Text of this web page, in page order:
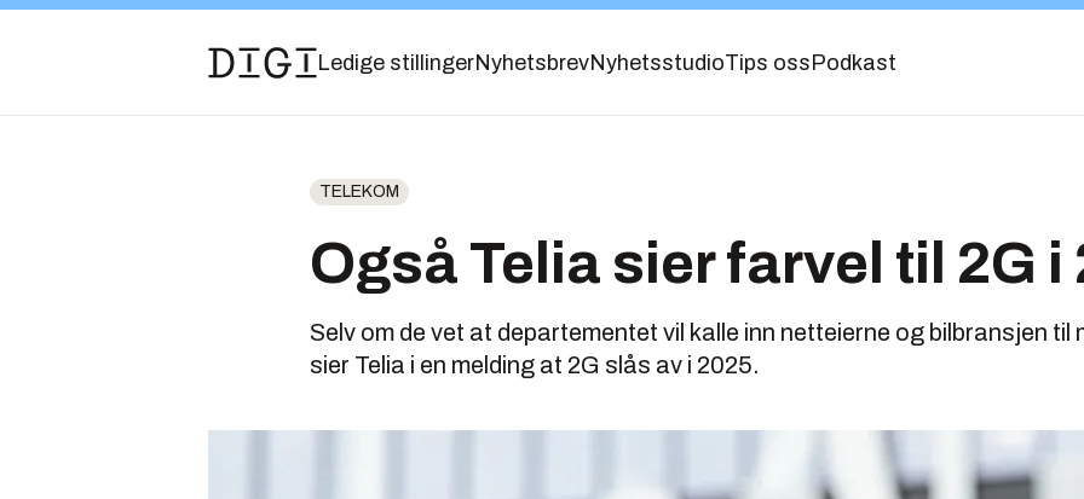
Ledige stillingerNyhetsbrevNyhetsstudioTips oss Podkast
TELEKOM
Også Telia sier farvel til 2G i
Selv om de vet at departementet vil kalle inn netteierne og bilbransjen til
sier Telia i en melding at 2G slås av i 2025.